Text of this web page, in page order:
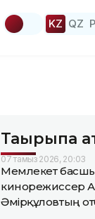
KZ QZ
Тақырыпқа
07 тамыз 2026, 20:03
Мемлекет
кинорежиссер
Әмірқұловтың